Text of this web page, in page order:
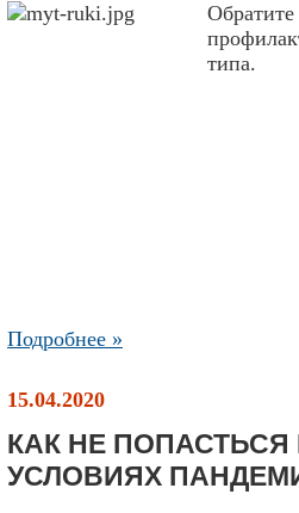
типа.
Подробнее »
15.04.2020
КАК НЕ
УСЛОВИЯХ